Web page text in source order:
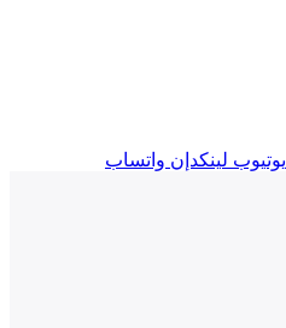
يوتيوب لينكدإن واتساب